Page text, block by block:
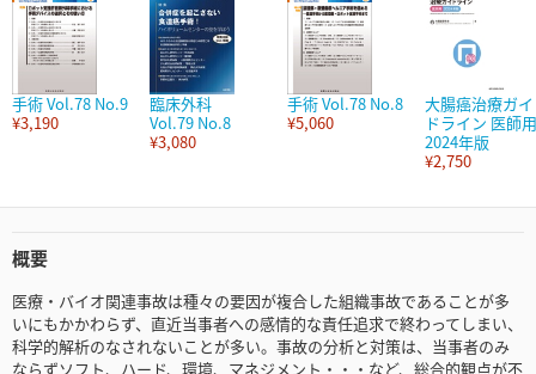
手術 Vol.78 No.9
¥3,190
臨床外科
Vol.79 No.8
¥3,080
手術 Vol.78 No.8
¥5,060
大腸癌治療ガイ
ドライン 医師用
2024年版
¥2,750
概要
医療・バイオ関連事故は種々の要因が複合した組織事故であることが多
いにもかかわらず、直近当事者への感情的な責任追求で終わってしまい、
科学的解析のなされないことが多い。事故の分析と対策は、当事者のみ
ならずソフト、ハード、環境、マネジメント・・・など、総合的観点が不